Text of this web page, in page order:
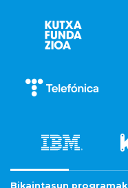
Bikaintasun programak